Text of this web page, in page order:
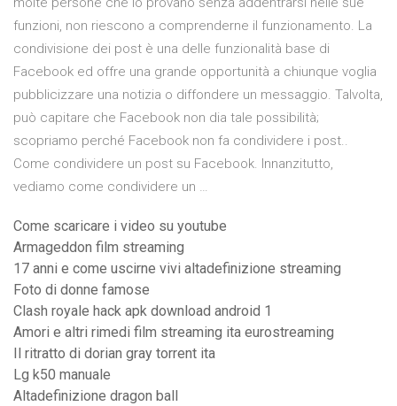
funzioni, non riescono a comprenderne il funzionamento. La
condivisione dei post è una delle funzionalità base di
Facebook ed offre una grande opportunità a chiunque voglia
pubblicizzare una notizia o diffondere un messaggio. Talvolta,
può capitare che Facebook non dia tale possibilità;
scopriamo perché Facebook non fa condividere i post..
Come condividere un post su Facebook. Innanzitutto,
vediamo come condividere un …
Come scaricare i video su youtube
Armageddon film streaming
17 anni e come uscirne vivi altadefinizione streaming
Foto di donne famose
Clash royale hack apk download android 1
Amori e altri rimedi film streaming ita eurostreaming
Il ritratto di dorian gray torrent ita
Lg k50 manuale
Altadefinizione dragon ball